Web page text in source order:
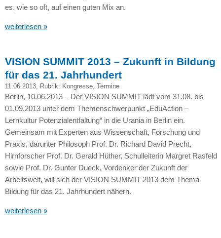
es, wie so oft, auf einen guten Mix an.
weiterlesen »
VISION SUMMIT 2013 – Zukunft in Bildung
für das 21. Jahrhundert
11.06.2013, Rubrik: Kongresse, Termine
Berlin, 10.06.2013 – Der VISION SUMMIT lädt vom 31.08. bis
01.09.2013 unter dem Themenschwerpunkt „EduAction –
Lernkultur Potenzialentfaltung“ in die Urania in Berlin ein.
Gemeinsam mit Experten aus Wissenschaft, Forschung und
Praxis, darunter Philosoph Prof. Dr. Richard David Precht,
Hirnforscher Prof. Dr. Gerald Hüther, Schulleiterin Margret Rasfeld
sowie Prof. Dr. Gunter Dueck, Vordenker der Zukunft der
Arbeitswelt, will sich der VISION SUMMIT2013 dem Thema
Bildung für das 21. Jahrhundert nähern.
weiterlesen »